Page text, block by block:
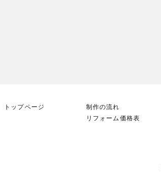
トップページ
制作の流れ
リフォーム価格表